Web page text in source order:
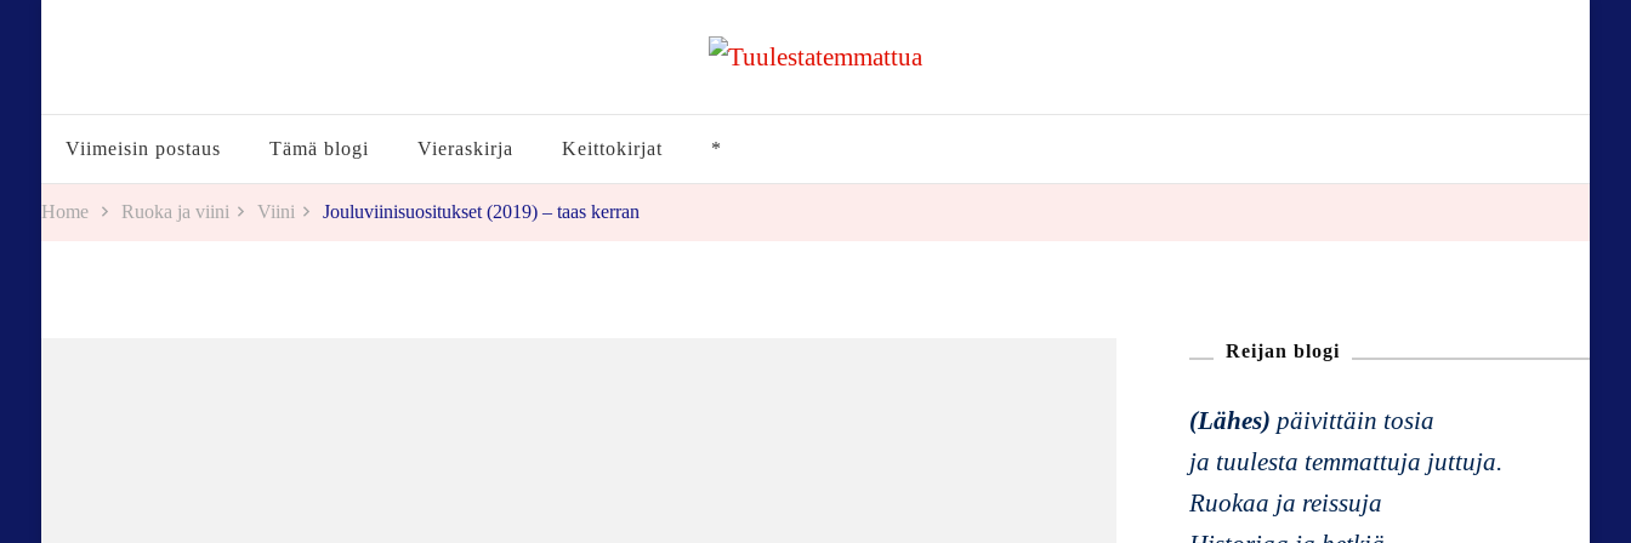
Tuulestatemmattua
Viimeisin postaus Tämä blogi Vieraskirja Keittokirjat *
Home Ruoka ja viini Viini Jouluviinisuositukset (2019) – taas kerran
Reijan blogi
(Lähes) päivittäin tosia
ja tuulesta temmattuja juttuja.
Ruokaa ja reissuja